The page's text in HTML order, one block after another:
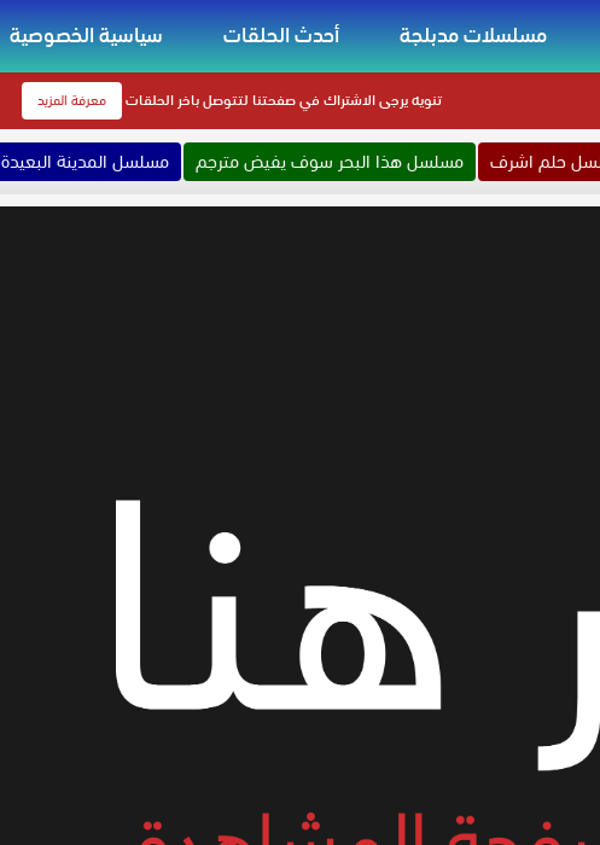
مسلسلات مدبلجة أحدث الحلقات سياسية الخصوصية
تنويهيرجى الاشتراك في صفحتنا لتتوصل باخر الحلقات معرفة المزيد
حلم اشرف مسلسل هذا البحر سوف يفيض مترجم مسلسل المدينة البعيدة